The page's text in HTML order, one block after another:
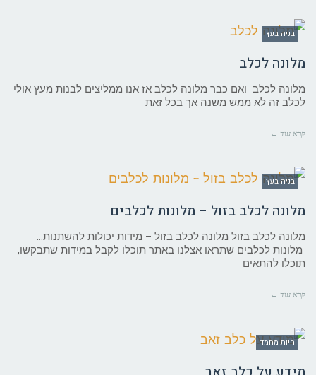
בניה בעץ
מלונה לכלב
מלונה לכלב ואם כבר מלונה לכלב אז אנו ממליצים לבנות מעץ אולי
לכלב זה לא ממש משנה אך בכל זאת
קרא עוד ←
בניה בעץ
מלונה לכלב בזול – מלונות לכלבים
מלונה לכלב בזול מלונה לכלב בזול – מידות יכולות להשתנות…
מלונות לכלבים שתראו אצלנו באתר תוכלו לקבל במידות שתבקשו,
תוכלו להתאים
קרא עוד ←
חיות מחמד